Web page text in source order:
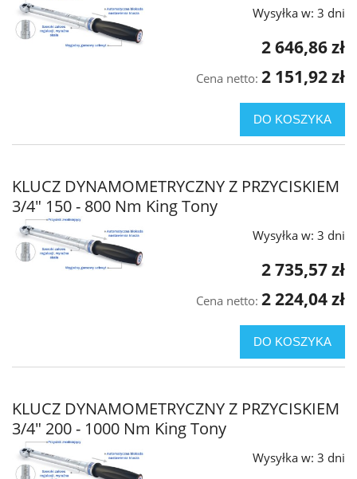
Wysyłka w: 3 dni
2 646,86 zł
Cena netto: 2 151,92 zł
DO KOSZYKA
KLUCZ DYNAMOMETRYCZNY Z PRZYCISKIEM
3/4" 150 - 800 Nm King Tony
Wysyłka w: 3 dni
2 735,57 zł
Cena netto: 2 224,04 zł
DO KOSZYKA
KLUCZ DYNAMOMETRYCZNY Z PRZYCISKIEM
3/4" 200 - 1000 Nm King Tony
Wysyłka w: 3 dni